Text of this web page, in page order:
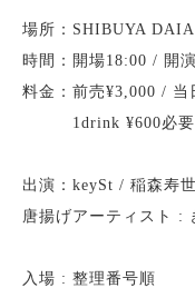
場所：SHIBUYA DAIA
時間：開場18:00 / 開
料金：前売¥3,000 / 当
1drink ¥600必要
出演：keySt / 稲森寿
唐揚げアーティスト :
入場 : 整理番号順